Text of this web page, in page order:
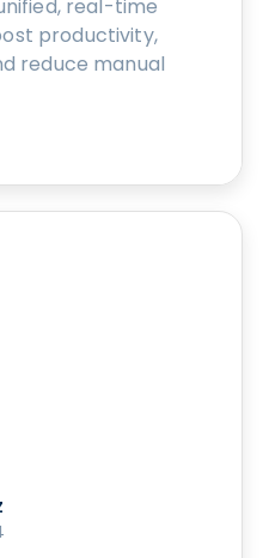
real-time
productivity,
reduce manual